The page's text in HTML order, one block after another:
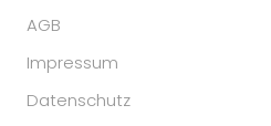
AGB
Impressum
Datenschutz